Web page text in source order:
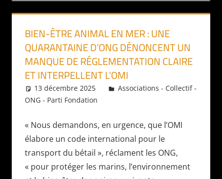
BIEN-ÊTRE ANIMAL EN MER : UNE
QUARANTAINE D’ONG DÉNONCENT UN
MANQUE DE RÉGLEMENTATION CLAIRE
ET INTERPELLENT L’OMI
13 décembre 2025 Daniel
Associations - Collectif -
ONG - Parti Fondation
« Nous demandons, en urgence, que l’OMI
élabore un code international pour le
transport du bétail », réclament les ONG,
« pour protéger les marins, l’environnement